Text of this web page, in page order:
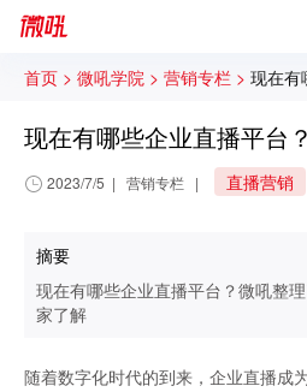
首页 > 微吼学院 > 营销专栏 > 现在有
现在有哪些企业直播平台？
2023/7/5 | 营销专栏 | 直播营销
摘要
现在有哪些企业直播平台？微吼整
家了解
随着数字化时代的到来，企业直播成